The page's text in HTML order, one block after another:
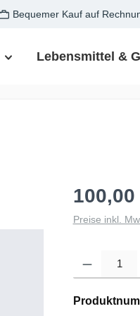
Bequemer Kauf auf
Lebensmittel &
100,00
Preise inkl.